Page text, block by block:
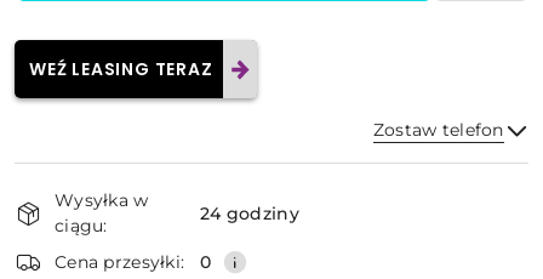
WEŹ LEASING TERAZ
Zostaw telefon
i
dostawa
Wysyłka w
ciągu:
24 godziny
Cena przesyłki: 0